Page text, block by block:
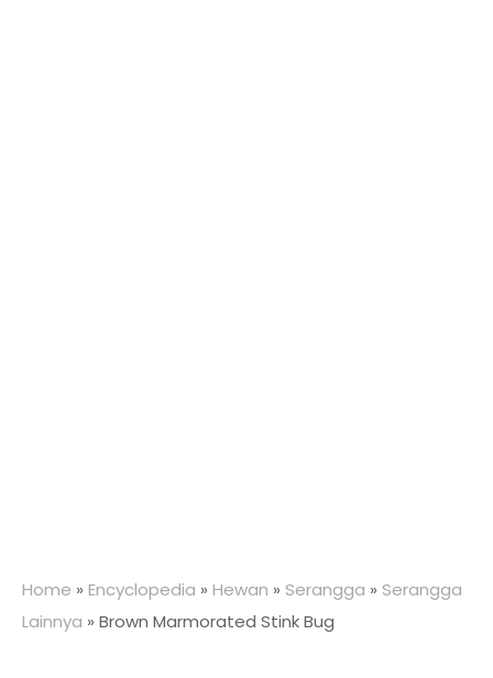
Home » Encyclopedia » Hewan » Serangga » Serangga
Lainnya » Brown Marmorated Stink Bug